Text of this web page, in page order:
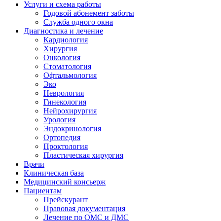
Услуги и схема работы
Годовой абонемент заботы
Служба одного окна
Диагностика и лечение
Кардиология
Хирургия
Онкология
Стоматология
Офтальмология
Эко
Неврология
Гинекология
Нейрохирургия
Урология
Эндокринология
Ортопедия
Проктология
Пластическая хирургия
Врачи
Клиническая база
Медицинский консьерж
Пациентам
Прейскурант
Правовая документация
Лечение по ОМС и ДМС